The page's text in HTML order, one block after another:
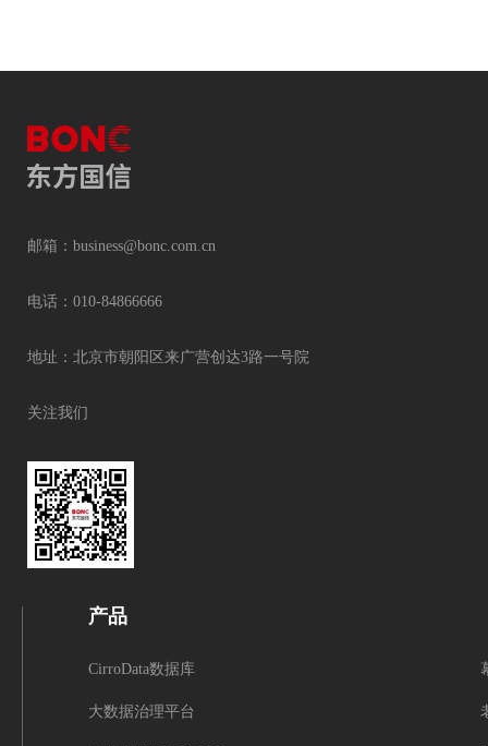
邮箱：business@bonc.com.cn
电话：010-84866666
地址：北京市朝阳区来广营创达3路一号院
关注我们
产品
CirroData数据库
大数据治理平台